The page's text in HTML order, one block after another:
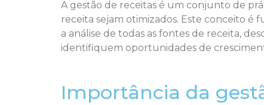
A gestão de receitas é um conjunto de
receita sejam otimizados. Este conceito
a análise de todas as fontes de receita,
identifiquem oportunidades de
Importância da